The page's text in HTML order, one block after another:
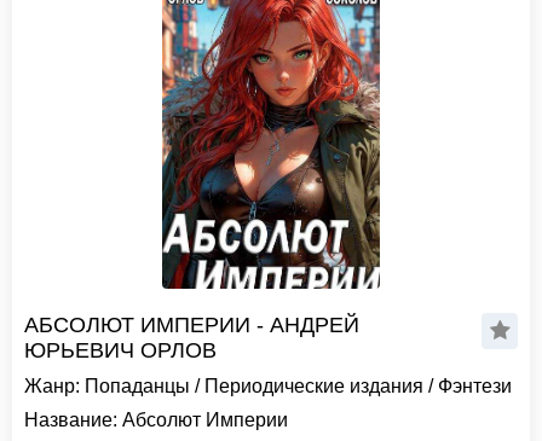
АБСОЛЮТ ИМПЕРИИ - АНДРЕЙ
ЮРЬЕВИЧ ОРЛОВ
Жанр: Попаданцы / Периодические издания / Фэнтези
Название: Абсолют Империи